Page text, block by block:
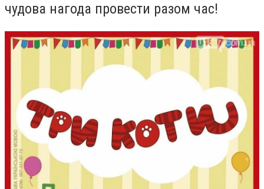
чудова нагода провести разом час!